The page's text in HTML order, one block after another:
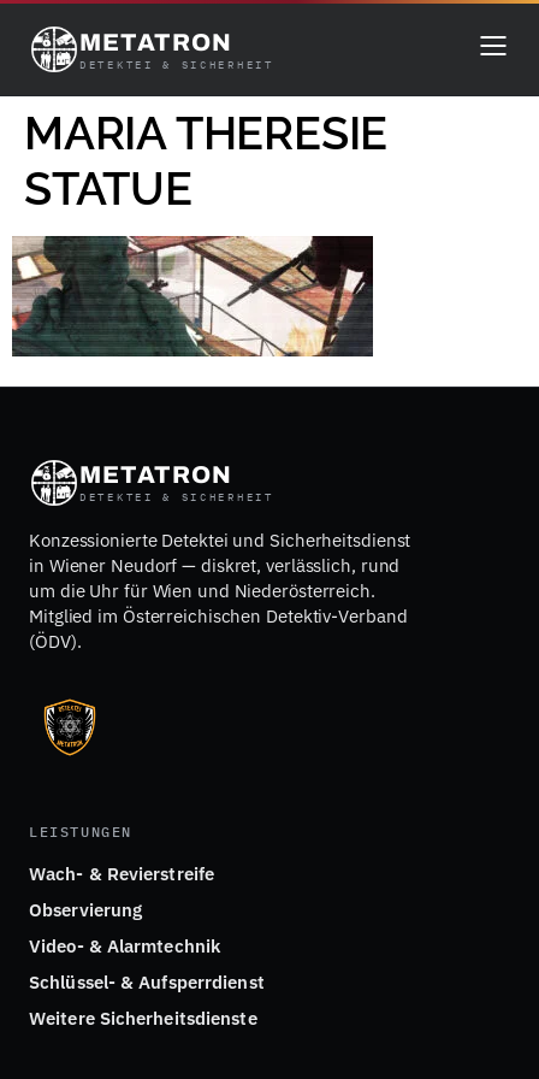
METATRON
DETEKTEI & SICHERHEIT
MARIA THERESIE
STATUE
METATRON
DETEKTEI & SICHERHEIT
Konzessionierte Detektei und Sicherheitsdienst
in Wiener Neudorf — diskret, verlässlich, rund
um die Uhr für Wien und Niederösterreich.
Mitglied im Österreichischen Detektiv-Verband
(ÖDV).
LEISTUNGEN
Wach- & Revierstreife
Observierung
Video- & Alarmtechnik
Schlüssel- & Aufsperrdienst
Weitere Sicherheitsdienste